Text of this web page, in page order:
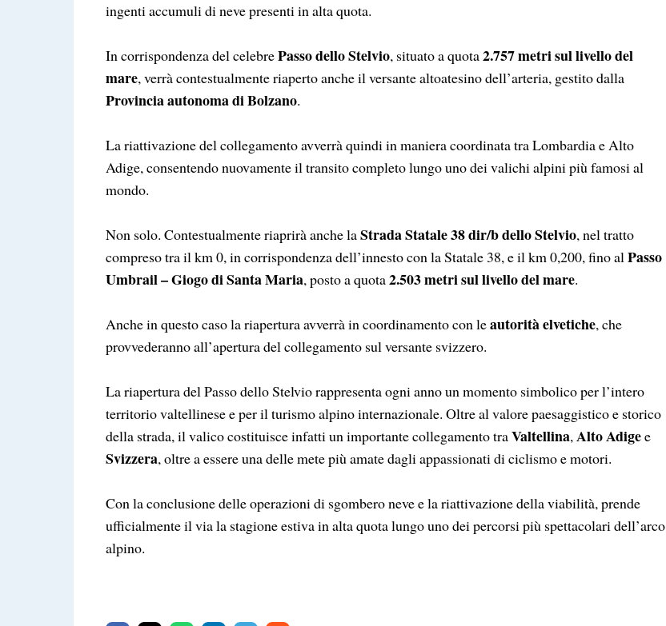
ingenti accumuli di neve presenti in alta quota.
In corrispondenza del celebrePasso dello Stelvio, situato a quota2.757 metri sul livello del
mare, verrà contestualmente riaperto anche il versante altoatesino dell’arteria, gestito dalla
Provincia autonoma di Bolzano.
La riattivazione del collegamento avverrà quindi in maniera coordinata tra Lombardia e Alto
Adige, consentendo nuovamente il transito completo lungo uno dei valichi alpini più famosi al
mondo.
Non solo. Contestualmente riaprirà anche laStrada Statale 38 dir/b dello Stelvio, nel tratto
compreso tra il km 0, in corrispondenza dell’innesto con la Statale 38, e il km 0,200, fino alPasso
Umbrail – Giogo di Santa Maria, posto a quota2.503 metri sul livello del mare.
Anche in questo caso la riapertura avverrà in coordinamento con leautorità elvetiche, che
provvederanno all’apertura del collegamento sul versante svizzero.
La riapertura del Passo dello Stelvio rappresenta ogni anno un momento simbolico per l’intero
territorio valtellinese e per il turismo alpino internazionale. Oltre al valore paesaggistico e storico
della strada, il valico costituisce infatti un importante collegamento traValtellina,Alto Adigee
Svizzera, oltre a essere una delle mete più amate dagli appassionati di ciclismo e motori.
Con la conclusione delle operazioni di sgombero neve e la riattivazione della viabilità, prende
ufficialmente il via la stagione estiva in alta quota lungo uno dei percorsi più spettacolari dell’arco
alpino.